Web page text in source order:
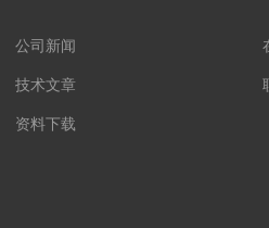
公司新闻
技术文章
资料下载